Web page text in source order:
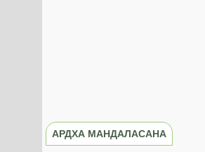
АРДХА МАНДАЛАСАНА